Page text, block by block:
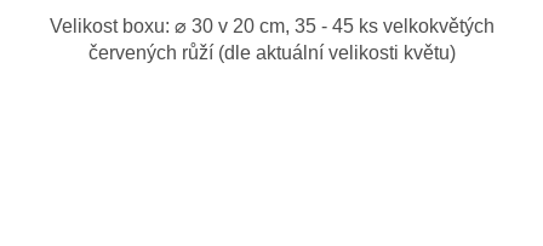
Velikost boxu: ⌀ 30 v 20 cm, 35 - 45 ks velkokvětých
červených růží (dle aktuální velikosti květu)